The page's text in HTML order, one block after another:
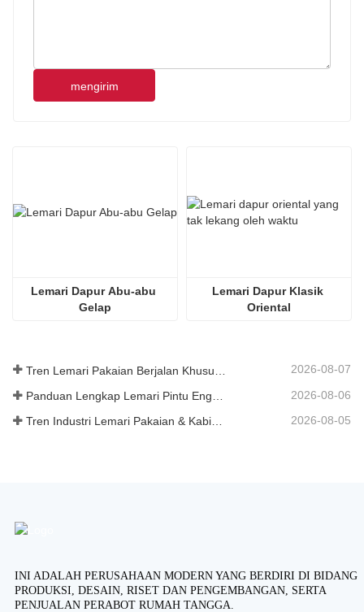
mengirim
Lemari Dapur Abu-abu
Gelap
Lemari Dapur Klasik
Oriental
2026-08-07
2026-08-06
2026-08-05
INI ADALAH PERUSAHAAN MODERN YANG BERDIRI DI BIDANG
PRODUKSI, DESAIN, RISET DAN PENGEMBANGAN, SERTA
PENJUALAN PERABOT RUMAH TANGGA.